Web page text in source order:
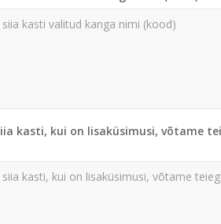
kasti, kui on lisaküsimusi, võtame